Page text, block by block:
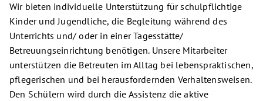
Wir bieten individuelle Unterstützung für schulpflichtige
Kinder und Jugendliche, die Begleitung während des
Unterrichts und/ oder in einer Tagesstätte/
Betreuungseinrichtung benötigen. Unsere Mitarbeiter
unterstützen die Betreuten im Alltag bei lebenspraktischen,
pflegerischen und bei herausfordernden Verhaltensweisen.
Den Schülern wird durch die Assistenz die aktive